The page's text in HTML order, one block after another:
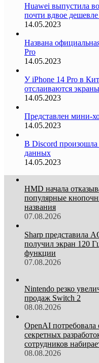
Huawei выпустила
почти вдвое
14.05.2023
Названа
Pro
14.05.2023
У iPhone 14 Pro в
отслаиваются экраны
14.05.2023
Представлен мини-
14.05.2023
В Discord произошла
данных
14.05.2023
HMD начала
популярные
названия
07.08.2026
Sharp представила
получил экран 120
функции
07.08.2026
Nintendo резко
продаж Switch 2
08.08.2026
OpenAI
секретных
сотрудников
08.08.2026